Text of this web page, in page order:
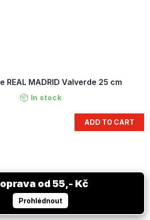
REAL MADRID Valverde 25 cm
In stock
ADD TO CART